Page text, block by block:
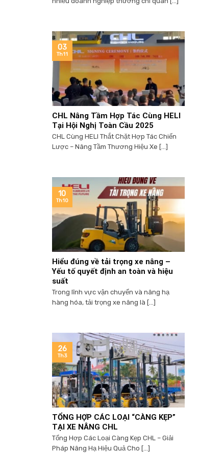
CHL Nâng Tầm Hợp Tác Cùng HELI
Tại Hội Nghị Toàn Cầu 2025
CHL Cùng HELI Thắt Chặt Hợp Tác Chiến
Lược – Nâng Tầm Thương Hiệu Xe [...]
03
Th11
Hiểu đúng về tải trọng xe nâng –
Yếu tố quyết định an toàn và hiệu
suất
Trong lĩnh vực vận chuyển và nâng hạ
hàng hóa, tải trọng xe nâng là [...]
10
Th10
TỔNG HỢP CÁC LOẠI “CÀNG KẸP”
TẠI XE NÂNG CHL
Tổng Hợp Các Loại Càng Kẹp CHL – Giải
Pháp Nâng Hạ Hiệu Quả Cho [...]
26
Th3